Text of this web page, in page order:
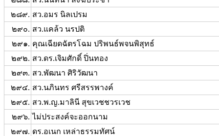
๒๘๙. สว.อมร นิลเปรม
๒๙๐. สว.แคล้ว นรปติ
๒๙๑. คุณเฉียดฉัตรโฉม ปริพนธ์พจนพิสุทธ์
๒๙๒. สว.ดร.เจิมศักดิ์ ปิ่นทอง
๒๙๓. สว.พัฒนา ศิริวัฒนา
๒๙๔. สว.นภินทร ศรีสรรพางค์
๒๙๕. สว.พ.ญ.มาลินี สุขเวชชวรเวช
๒๙๖. ไม่ประสงค์จะออกนาม
๒๙๗. ดร.อเนก เหล่าธรรมทัศน์